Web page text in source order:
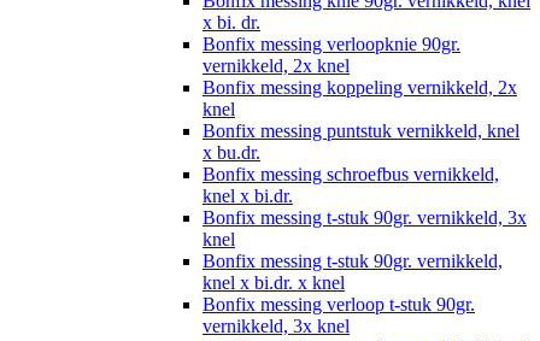
x bi. dr.
Bonfix messing verloopknie 90gr.
vernikkeld, 2x knel
Bonfix messing koppeling vernikkeld, 2x
knel
Bonfix messing puntstuk vernikkeld, knel
x bu.dr.
Bonfix messing schroefbus vernikkeld,
knel x bi.dr.
Bonfix messing t-stuk 90gr. vernikkeld, 3x
knel
Bonfix messing t-stuk 90gr. vernikkeld,
knel x bi.dr. x knel
Bonfix messing verloop t-stuk 90gr.
vernikkeld, 3x knel